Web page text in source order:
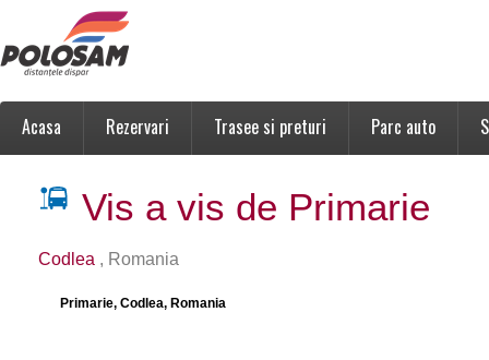
Acasa Rezervari Trasee si preturi Parc auto
Vis a vis de Primarie
Codlea , Romania
Primarie, Codlea, Romania